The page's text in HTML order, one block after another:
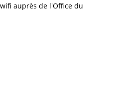
auprès de l'Office du